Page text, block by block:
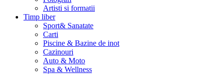
Artisti si formatii
Timp liber
Sport& Sanatate
Carti
Piscine & Bazine de inot
Cazinouri
Auto & Moto
Spa & Wellness